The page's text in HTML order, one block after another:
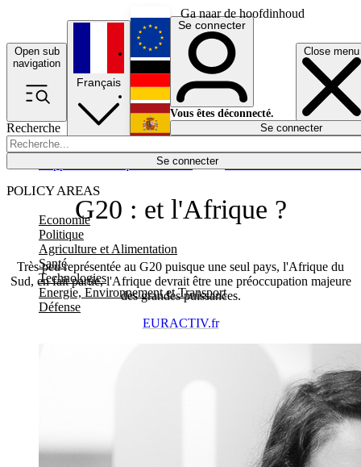
Ga naar de hoofdinhoud
Open sub
navigation
Close menu
Recherche
Se connecter
POLICY AREAS
Economie
Politique
Agriculture et Alimentation
Santé
Technologies
Energie, Environnement et Transport
Défense
Économie
Français
English
Deutsch
Español
Se connecter
Vous êtes déconnecté.
Se connecter
G20 : et l'Afrique ?
Très peu représentée au G20 puisque une seul pays, l'Afrique du
Sud, en fait partie, l'Afrique devrait être une préoccupation majeure
des grandes puissances.
EURACTIV.fr